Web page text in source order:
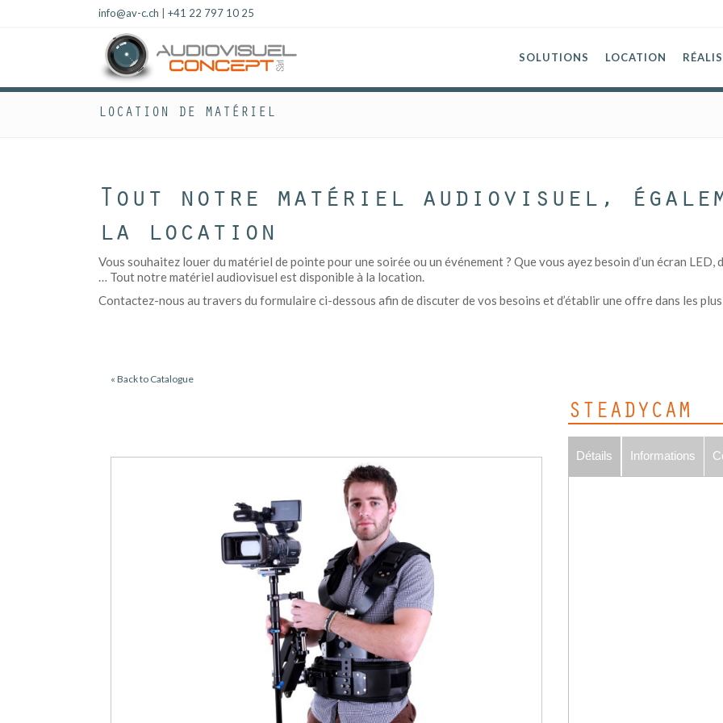
info@av-c.ch +41 22 797 10 25
SOLUTIONS LOCATION
LOCATION DE MATÉRIEL
Tout notre matériel audiovisuel,
la location
Vous souhaitez louer du matériel de pointe pour une soirée ou un événement ? Que vous ayez besoin d’un écran LED,
… Tout notre matériel audiovisuel est disponible à la location.
Contactez-nous au travers du formulaire ci-dessous afin de discuter de vos besoins et d’établir une offre dans les
« Back to Catalogue
STEADYCAM
Détails Informations